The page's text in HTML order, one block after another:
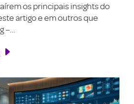
os principais insights do
artigo e em outros que
–...